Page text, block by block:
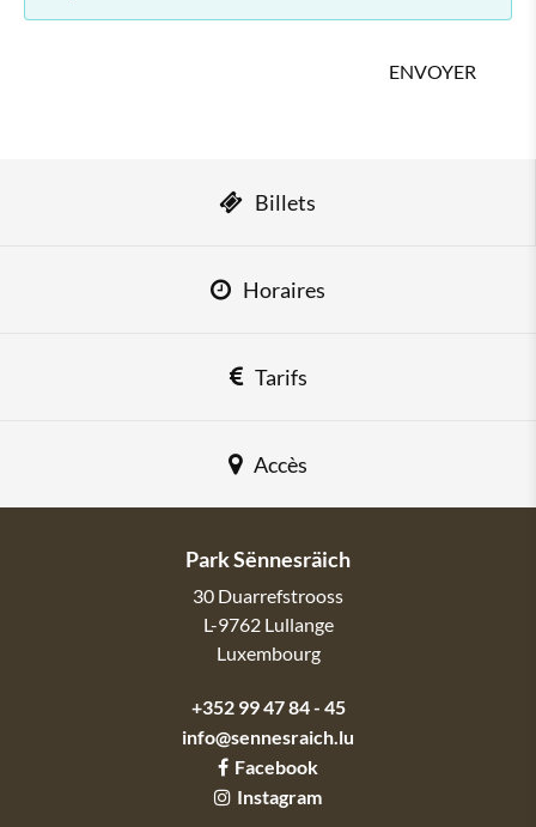
Billets
Horaires
Tarifs
Accès
Park Sënnesräich
30 Duarrefstrooss
L-9762 Lullange
Luxembourg
+352 99 47 84 - 45
info@sennesraich.lu
Facebook
Instagram